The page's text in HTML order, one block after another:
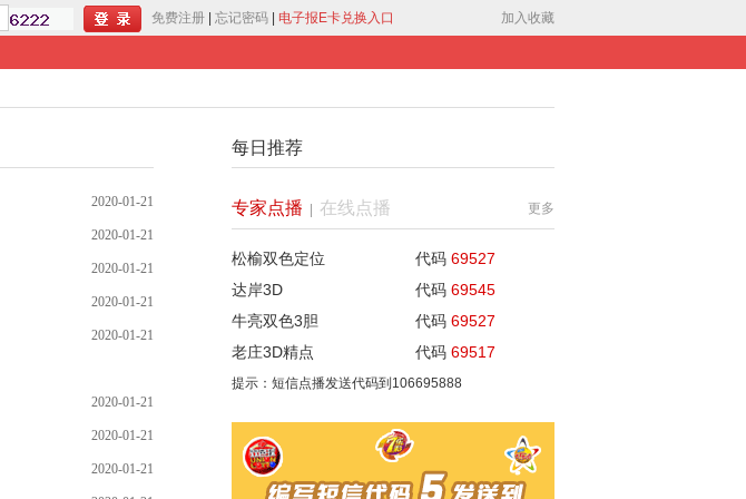
免费注册 忘记密码 电子报E卡兑换入口 加入收藏
2020-01-21
2020-01-21
2020-01-21
2020-01-21
2020-01-21
2020-01-21
2020-01-21
2020-01-21
每日推荐
专家点播 在线点播 更多
松榆双色定位 代码 69527
达岸3D
代码 69545
牛亮双色3胆
代码 69527
老庄3D精点
代码 69517
提示：短信点播发送代码到 106695888